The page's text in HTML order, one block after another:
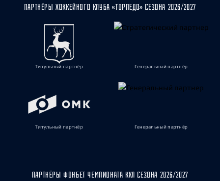
ПАРТНЁРЫ ХОККЕЙНОГО КЛУБА «ТОРПЕДО» СЕЗОНА 2026/2027
Титульный партнёр Генеральный партнёр
Титульный партнёр Генеральный партнёр
ПАРТНЁРЫ ФОНБЕТ ЧЕМПИОНАТА КХЛ СЕЗОНА 2026/2027